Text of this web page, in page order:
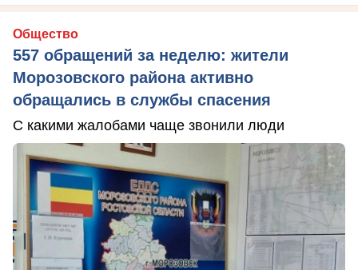
Общество
557 обращений за неделю: жители
Морозовского района активно
обращались в службы спасения
С какими жалобами чаще звонили люди